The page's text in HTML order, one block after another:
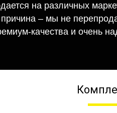
на различных
– мы не
качества и очень